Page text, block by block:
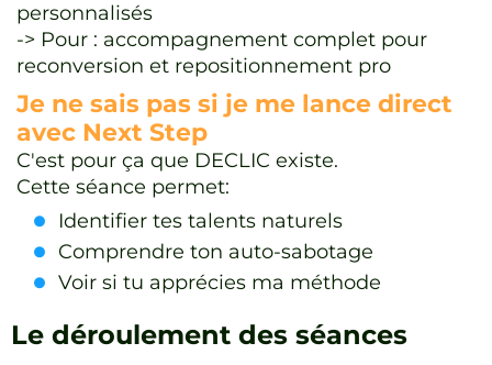
personnalisés
-> Pour : accompagnement complet pour
reconversion et repositionnement pro
Je ne sais pas si je me lance direct
avec Next Step
C'est pour ça que DECLIC existe.
Cette séance permet:
Identifier tes talents naturels
Comprendre ton auto-sabotage
Voir si tu apprécies ma méthode
Le déroulement des séances